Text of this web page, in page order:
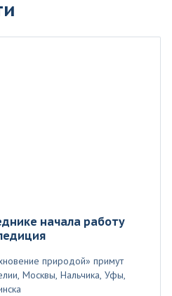
начала работу
природой» примут
Москвы, Нальчика, Уфы,